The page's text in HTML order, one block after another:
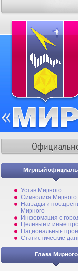
Мирный
Устав Мирного
Символика Мирного
Награды и
Мирного
Информация о
Целевые и иные
Национальные
Статистические
Глава Мирного